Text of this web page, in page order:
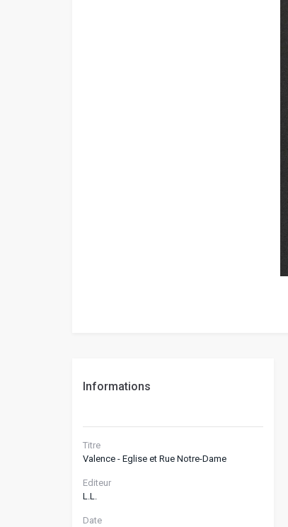
Informations
Titre
Valence - Eglise et Rue Notre-Dame
Editeur
L.L.
Date